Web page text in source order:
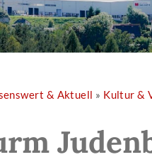
& Aktuell » Kultur &